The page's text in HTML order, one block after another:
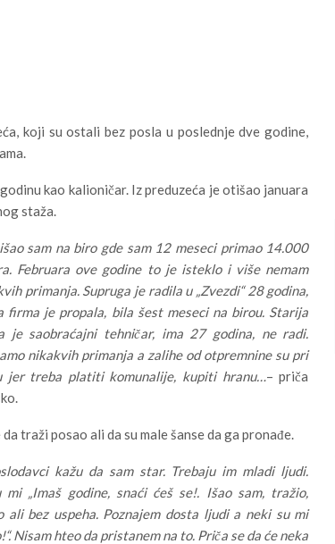
koji su ostali bez posla u poslednje dve godine,
kao kalioničar. Iz preduzeća je otišao januara
staža.
sam na biro gde sam 12 meseci primao 14.000
Februara ove godine to je isteklo i više nemam
primanja. Supruga je radila u „Zvezdi“ 28 godina,
firma je propala, bila šest meseci na birou. Starija
je saobraćajni tehničar, ima 27 godina, ne radi.
nikakvih primanja a zalihe od otpremnine su pri
jer treba platiti komunalije, kupiti hranu…– priča
da traži posao ali da su male šanse da ga pronađe.
kažu da sam star. Trebaju im mladi ljudi.
mi „Imaš godine, snaći ćeš se!. Išao sam, tražio,
ali bez uspeha. Poznajem dosta ljudi a neki su mi
Nisam hteo da pristanem na to. Priča se da će neka